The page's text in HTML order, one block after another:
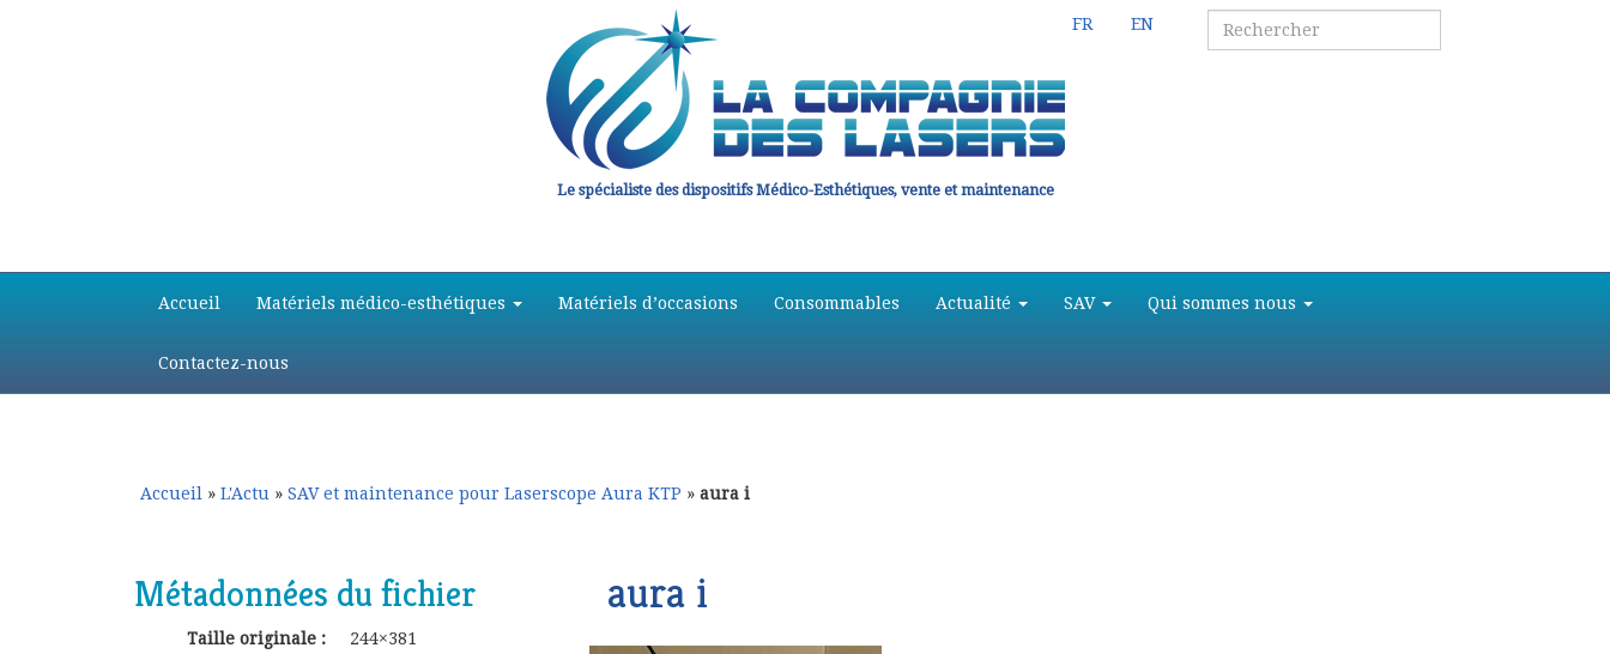
Le spécialiste des dispositifs Médico-Esthétiques, vente et maintenance
principal
secondaire
Accueil Matériels médico-esthétiques Matériels d’occasions Consommables Actualité SAV Qui sommes nous
Contactez-nous
FR EN
Accueil » L'Actu » SAV et maintenance pour Laserscope Aura KTP » aura i
aura i
Métadonnées du fichier
Taille originale : 244×381